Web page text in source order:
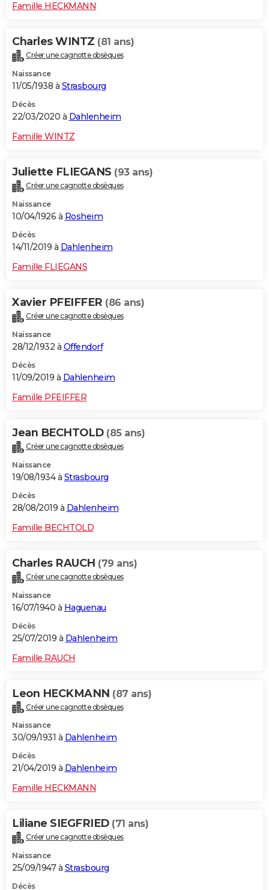
Famille HECKMANN
Charles WINTZ (81 ans)
Créer une cagnotte obsèques
Naissance
11/05/1938 à Strasbourg
Décès
22/03/2020 à Dahlenheim
Famille WINTZ
Juliette FLIEGANS (93 ans)
Créer une cagnotte obsèques
Naissance
10/04/1926 à Rosheim
Décès
14/11/2019 à Dahlenheim
Famille FLIEGANS
Xavier PFEIFFER (86 ans)
Créer une cagnotte obsèques
Naissance
28/12/1932 à Offendorf
Décès
11/09/2019 à Dahlenheim
Famille PFEIFFER
Jean BECHTOLD (85 ans)
Créer une cagnotte obsèques
Naissance
19/08/1934 à Strasbourg
Décès
28/08/2019 à Dahlenheim
Famille BECHTOLD
Charles RAUCH (79 ans)
Créer une cagnotte obsèques
Naissance
16/07/1940 à Haguenau
Décès
25/07/2019 à Dahlenheim
Famille RAUCH
Leon HECKMANN (87 ans)
Créer une cagnotte obsèques
Naissance
30/09/1931 à Dahlenheim
Décès
21/04/2019 à Dahlenheim
Famille HECKMANN
Liliane SIEGFRIED (71 ans)
Créer une cagnotte obsèques
Naissance
25/09/1947 à Strasbourg
Décès